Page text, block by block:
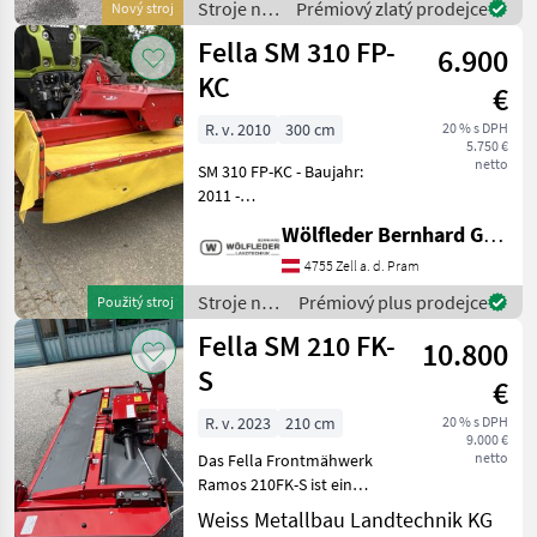
Nový stroj
Swing K
Stroje na
zber
objemových
krmív /
Fella
Prémiový zlatý prodejce
Použitý stroj
Fella SM 310 FP-
KC
6.900
€
20 % s DPH
5.750 €
netto
R. v. 2010
300 cm
SM 310 FP-KC - Baujahr:
2011 -
Pendelbock - Arbeitsbreite:
3 m - Transportbreite: 3 m -
Schwadbreite: 2.2 m -
Leistungsbedarf: 66 kW - An
Wölfleder Bernhard GmbH
4755 Zell a. d. Pram
Stroje na
zber
objemových
krmív /
Fella
Prémiový plus prodejce
Fella SM 210 FK-
S
10.800
€
20 % s DPH
9.000 €
netto
R. v. 2023
210 cm
Das Fella Frontmähwerk
Ramos 210FK-S ist ein
Frontanbau-Kompaktbock
mit einer Arbeitsbreite von
Weiss Metallbau Landtechnik KG